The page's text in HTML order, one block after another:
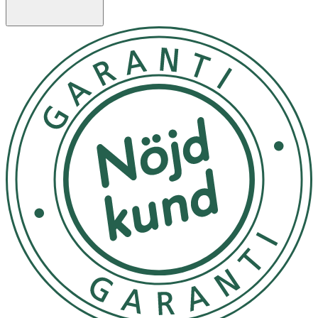
vita rester och passar även känslig hud. Utmärkt att
använda under smink.
Egenskaper
- SPF 50+ – mycket högt solskydd för ansiktet
- Skyddar mot UVA/UVB och högenergiljus
- Med Licochalcone A och dubbelverkande
hyaluronsyra
- Lätt formula – icke-klibbig och utan vita rester
- Parfymfri – passar även känslig hud
- Kan användas under makeup
- Idealisk för daglig användning året om
Användning